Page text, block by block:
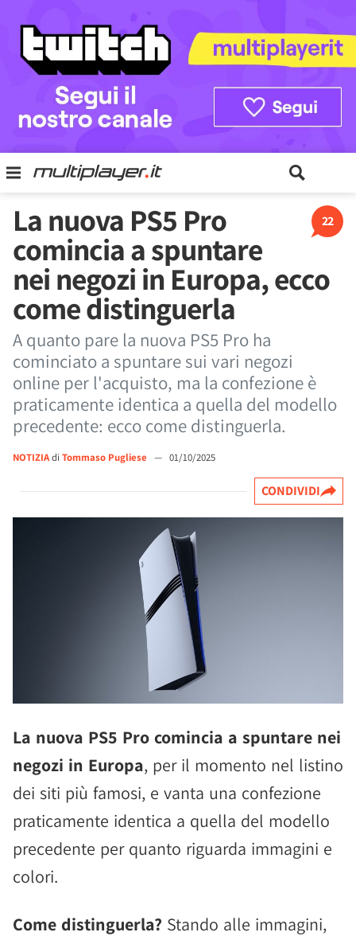
22
La nuova PS5 Pro
comincia a spuntare
nei negozi in Europa, ecco
come distinguerla
A quanto pare la nuova PS5 Pro ha
cominciato a spuntare sui vari negozi
online per l'acquisto, ma la confezione è
praticamente identica a quella del modello
precedente: ecco come distinguerla.
NOTIZIAdi Tommaso Pugliese — 01/10/2025
CONDIVIDI
La nuova PS5 Pro comincia a spuntare nei
negozi in Europa, per il momento nel listino
dei siti più famosi, e vanta una confezione
praticamente identica a quella del modello
precedente per quanto riguarda immagini e
colori.
Come distinguerla? Stando alle immagini,